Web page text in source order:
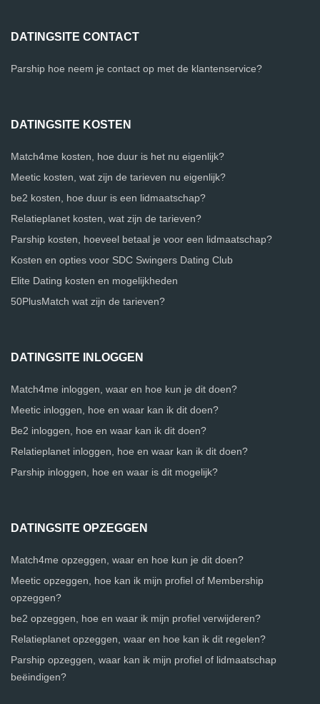
DATINGSITE CONTACT
Parship hoe neem je contact op met de klantenservice?
DATINGSITE KOSTEN
Match4me kosten, hoe duur is het nu eigenlijk?
Meetic kosten, wat zijn de tarieven nu eigenlijk?
be2 kosten, hoe duur is een lidmaatschap?
Relatieplanet kosten, wat zijn de tarieven?
Parship kosten, hoeveel betaal je voor een lidmaatschap?
Kosten en opties voor SDC Swingers Dating Club
Elite Dating kosten en mogelijkheden
50PlusMatch wat zijn de tarieven?
DATINGSITE INLOGGEN
Match4me inloggen, waar en hoe kun je dit doen?
Meetic inloggen, hoe en waar kan ik dit doen?
Be2 inloggen, hoe en waar kan ik dit doen?
Relatieplanet inloggen, hoe en waar kan ik dit doen?
Parship inloggen, hoe en waar is dit mogelijk?
DATINGSITE OPZEGGEN
Match4me opzeggen, waar en hoe kun je dit doen?
Meetic opzeggen, hoe kan ik mijn profiel of Membership
opzeggen?
be2 opzeggen, hoe en waar ik mijn profiel verwijderen?
Relatieplanet opzeggen, waar en hoe kan ik dit regelen?
Parship opzeggen, waar kan ik mijn profiel of lidmaatschap
beëindigen?